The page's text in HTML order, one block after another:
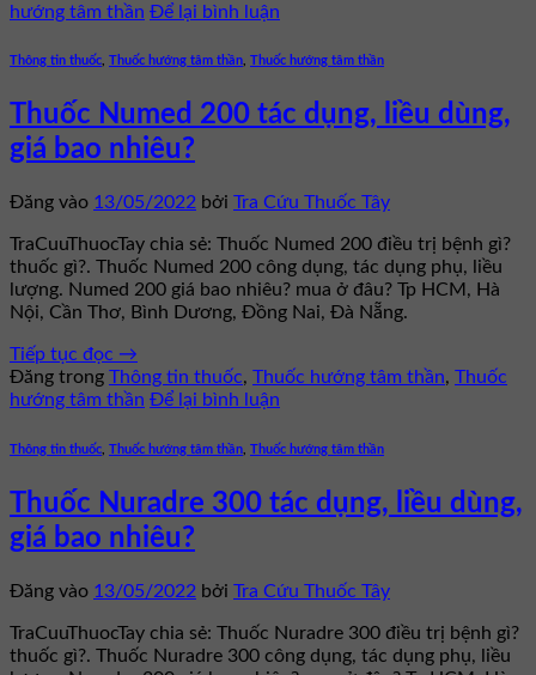
hướng tâm thần Để lại bình luận
Thông tin thuốc, Thuốc hướng tâm thần, Thuốc hướng tâm thần
Thuốc Numed 200 tác dụng, liều dùng,
giá bao nhiêu?
Đăng vào 13/05/2022 bởi Tra Cứu Thuốc Tây
TraCuuThuocTay chia sẻ: Thuốc Numed 200 điều trị bệnh gì?
thuốc gì?. Thuốc Numed 200 công dụng, tác dụng phụ, liều
lượng. Numed 200 giá bao nhiêu? mua ở đâu? Tp HCM, Hà
Nội, Cần Thơ, Bình Dương, Đồng Nai, Đà Nẵng.
Tiếp tục đọc →
Đăng trong Thông tin thuốc, Thuốc hướng tâm thần, Thuốc
hướng tâm thần Để lại bình luận
Thông tin thuốc, Thuốc hướng tâm thần, Thuốc hướng tâm thần
Thuốc Nuradre 300 tác dụng, liều dùng,
giá bao nhiêu?
Đăng vào 13/05/2022 bởi Tra Cứu Thuốc Tây
TraCuuThuocTay chia sẻ: Thuốc Nuradre 300 điều trị bệnh gì?
thuốc gì?. Thuốc Nuradre 300 công dụng, tác dụng phụ, liều